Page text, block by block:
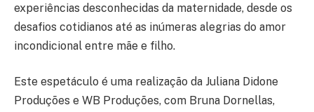
experiências desconhecidas da maternidade, desde os
desafios cotidianos até as inúmeras alegrias do amor
incondicional entre mãe e filho.
Este espetáculo é uma realização da Juliana Didone
Produções e WB Produções, com Bruna Dornellas,